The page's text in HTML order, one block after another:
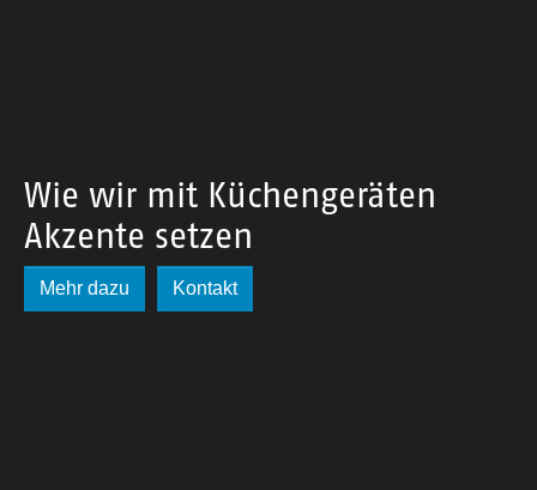
Wie wir mit Küchengeräten
Akzente setzen
Mehr dazu Kontakt